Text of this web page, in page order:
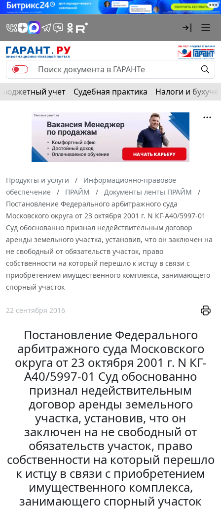
Бюджетный учет Судебная практика Налоги и
Продукты и услуги
Информационно-правовое
обеспечение
ПРАЙМ
Документы ленты ПРАЙМ
Постановление Федерального арбитражного суда
Московского округа от 23 октября 2001 г. N КГ-А40/5997-01
Суд обоснованно признал недействительным договор
аренды земельного участка, установив, что он заключен на
не свободный от обязательств участок, право
собственности на который перешло к истцу в связи с
приобретением имущественного комплекса, занимающего
спорный участок
22 сентября 2016
Постановление Федерального
арбитражного суда Московского
округа от 23 октября 2001 г. N КГ-
А40/5997-01 Суд обоснованно
признал недействительным
договор аренды земельного
участка, установив, что он
заключен на не свободный от
обязательств участок, право
собственности на который перешло
к истцу в связи с приобретением
имущественного комплекса,
занимающего спорный участок